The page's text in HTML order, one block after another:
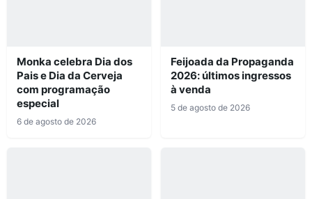
Monka celebra Dia dos
Pais e Dia da Cerveja
com programação
especial
6 de agosto de 2026
Feijoada da Propaganda
2026: últimos ingressos
à venda
5 de agosto de 2026